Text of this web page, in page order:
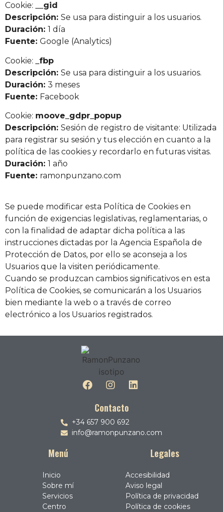
Cookie:
__gid
Descripción: Se usa para distinguir a los usuarios.
Duración: 1 día
Fuente: Google (Analytics)
Cookie:
_fbp
Descripción: Se usa para distinguir a los usuarios.
Duración: 3 meses
Fuente: Facebook
Cookie: moove_gdpr_popup
Descripción: Sesión de registro de visitante: Utilizada
para registrar su sesión y tus elección en cuanto a la
política de las cookies y recordarlo en futuras visitas.
Duración: 1 año
Fuente: ramonpunzano.com
Se puede modificar esta Política de Cookies en
función de exigencias legislativas, reglamentarias, o
con la finalidad de adaptar dicha política a las
instrucciones dictadas por la Agencia Española de
Protección de Datos, por ello se aconseja a los
Usuarios que la visiten periódicamente.
Cuando se produzcan cambios significativos en esta
Política de Cookies, se comunicarán a los Usuarios
bien mediante la web o a través de correo
electrónico a los Usuarios registrados.
Contacto
+34 657 900 692
info@ramonpunzano.com
Menú
Inicio
Sobre mí
Servicios
Centro
Legales
Accesibilidad
Aviso legal
Política de privacidad
Política de cookies